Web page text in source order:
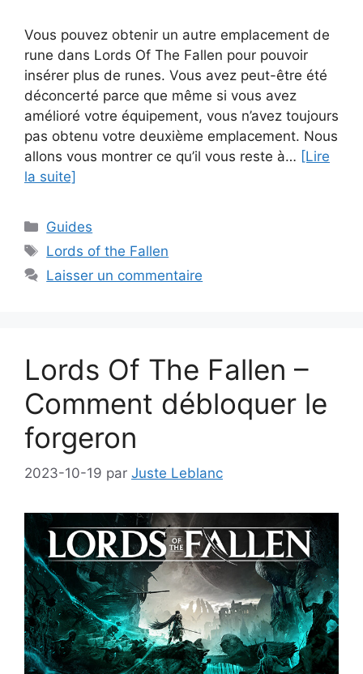
Vous pouvez obtenir un autre emplacement de
rune dans Lords Of The Fallen pour pouvoir
insérer plus de runes. Vous avez peut-être été
déconcerté parce que même si vous avez
amélioré votre équipement, vous n’avez toujours
pas obtenu votre deuxième emplacement. Nous
allons vous montrer ce qu’il vous reste à… [Lire
la suite]
Catégories
Guides
Étiquettes
Lords of the Fallen
Laisser un commentaire
Lords Of The Fallen –
Comment débloquer le
forgeron
2023-10-19 par Juste Leblanc